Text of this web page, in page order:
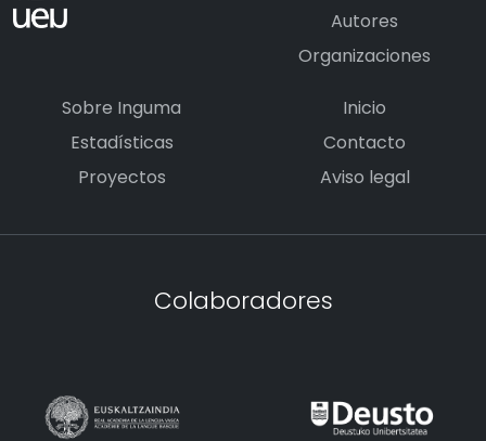
Autores
Organizaciones
Sobre Inguma
Estadísticas
Proyectos
Inicio
Contacto
Aviso legal
Colaboradores